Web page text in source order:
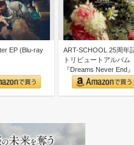
EP (Blu-ray
ART-SCHOOL 25周年
トリビュートアルバム
『Dreams Never End』